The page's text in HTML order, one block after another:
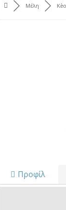
Μέλη
Προφίλ